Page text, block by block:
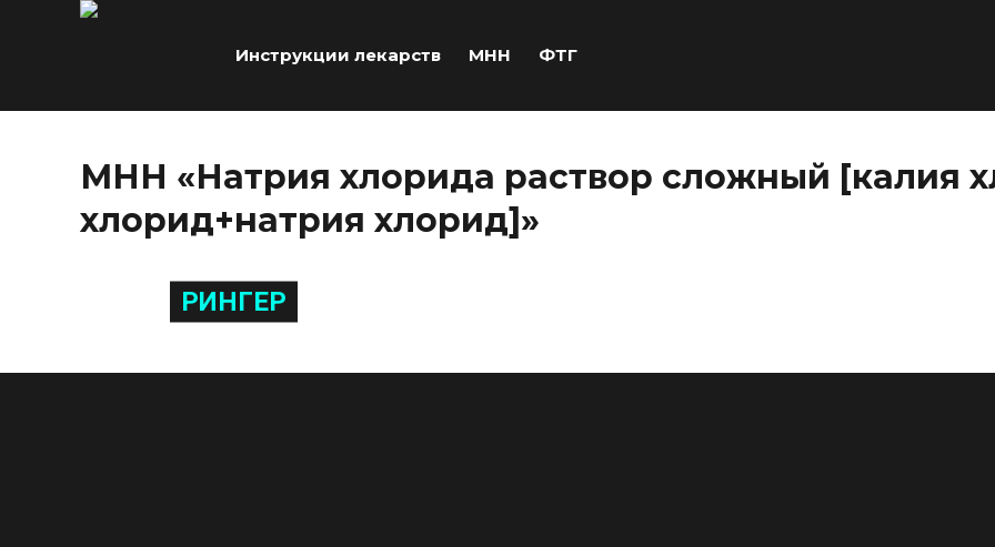
Инструкции лекарств МНН ФТГ
МНН «Натрия хлорида раствор сложный [калия
хлорид+натрия хлорид]»
РИНГЕР